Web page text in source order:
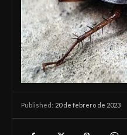
Published: 20 de febrero de 2023